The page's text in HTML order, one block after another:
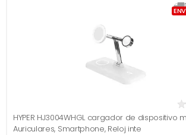
HYPER HJ3004WHGL cargador de dispositivo
Auriculares, Smartphone, Reloj inte